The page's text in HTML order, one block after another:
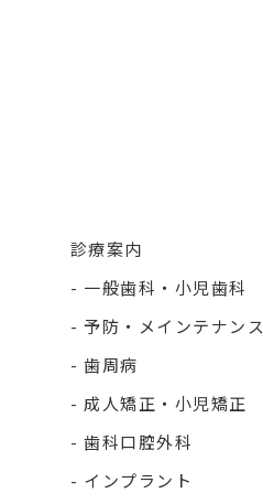
診療案内
一般歯科・小児歯科
予防・メインテナンス
歯周病
成人矯正・小児矯正
歯科口腔外科
インプラント